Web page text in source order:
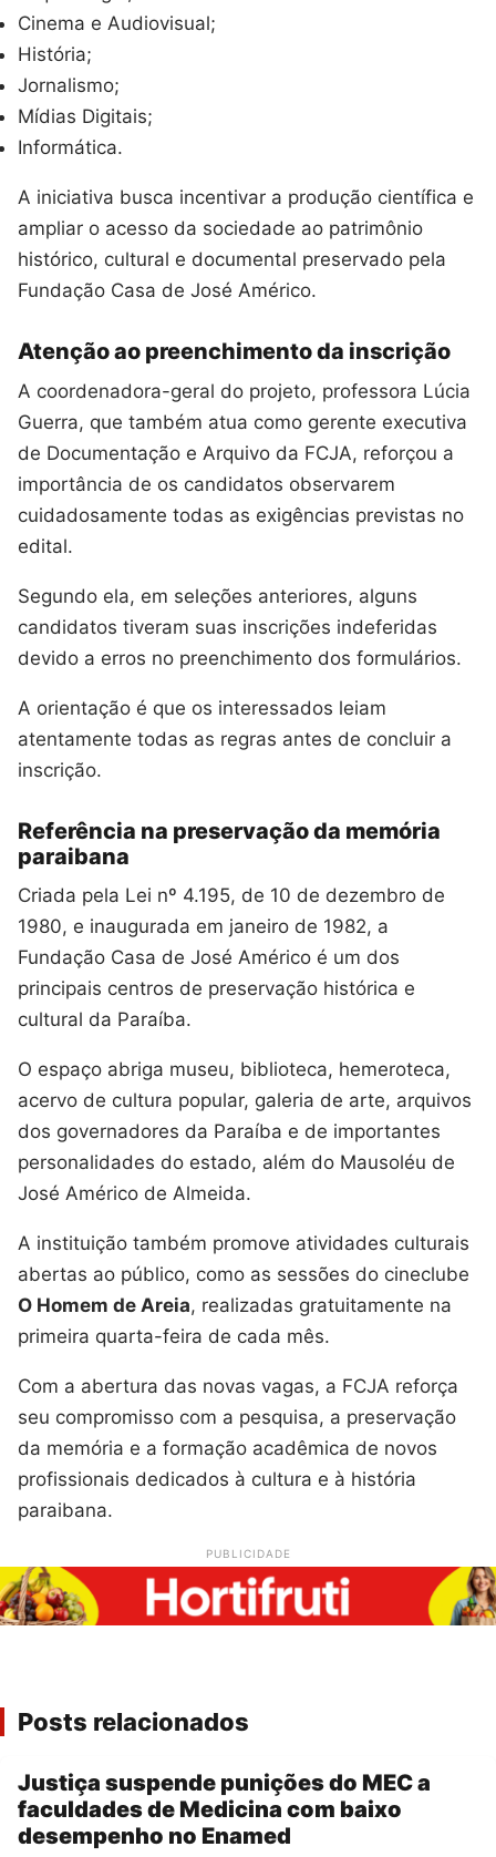
Cinema e Audiovisual;
História;
Jornalismo;
Mídias Digitais;
Informática.
A iniciativa busca incentivar a produção científica e
ampliar o acesso da sociedade ao patrimônio
histórico, cultural e documental preservado pela
Fundação Casa de José Américo.
Atenção ao preenchimento da inscrição
A coordenadora-geral do projeto, professora Lúcia
Guerra, que também atua como gerente executiva
de Documentação e Arquivo da FCJA, reforçou a
importância de os candidatos observarem
cuidadosamente todas as exigências previstas no
edital.
Segundo ela, em seleções anteriores, alguns
candidatos tiveram suas inscrições indeferidas
devido a erros no preenchimento dos formulários.
A orientação é que os interessados leiam
atentamente todas as regras antes de concluir a
inscrição.
Referência na preservação da memória
paraibana
Criada pela Lei nº 4.195, de 10 de dezembro de
1980, e inaugurada em janeiro de 1982, a
Fundação Casa de José Américo é um dos
principais centros de preservação histórica e
cultural da Paraíba.
O espaço abriga museu, biblioteca, hemeroteca,
acervo de cultura popular, galeria de arte, arquivos
dos governadores da Paraíba e de importantes
personalidades do estado, além do Mausoléu de
José Américo de Almeida.
A instituição também promove atividades culturais
abertas ao público, como as sessões do cineclube
O Homem de Areia, realizadas gratuitamente na
primeira quarta-feira de cada mês.
Com a abertura das novas vagas, a FCJA reforça
seu compromisso com a pesquisa, a preservação
da memória e a formação acadêmica de novos
profissionais dedicados à cultura e à história
paraibana.
PUBLICIDADE
Posts relacionados
Justiça suspende punições do MEC a
faculdades de Medicina com baixo
desempenho no Enamed